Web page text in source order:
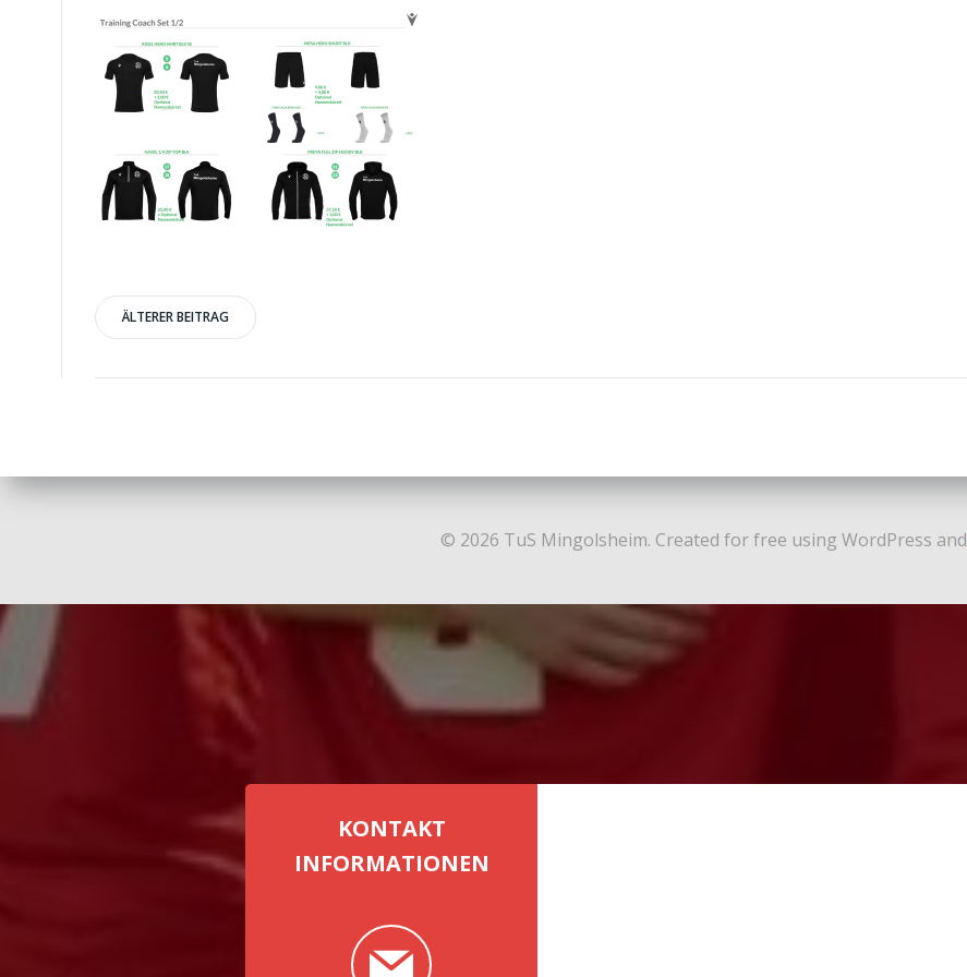
Post
navigation
ÄLTERER BEITRAG
© 2026 TuS Mingolsheim. Created for free using WordPress and
KONTAKT
INFORMATIONEN